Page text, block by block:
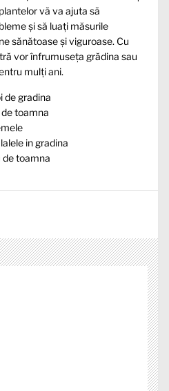
vă va ajuta să
și să luați măsurile
sănătoase și viguroase. Cu
vor înfrumuseța grădina sau
mulți ani.
de gradina
toamna
in gradina
de toamna